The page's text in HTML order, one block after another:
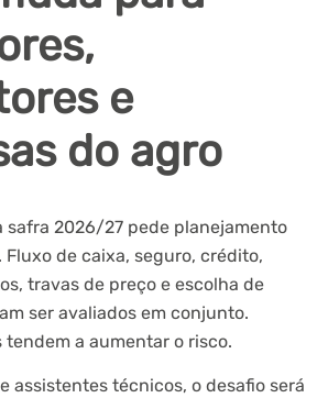
e
do agro
safra 2026/27 pede planejamento
de caixa, seguro, crédito,
travas de preço e escolha de
ser avaliados em conjunto.
tendem a aumentar o risco.
assistentes técnicos, o desafio será